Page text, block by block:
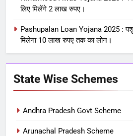
लिए मिलेंगे 2 लाख रुपए।
Pashupalan Loan Yojana 2025 :
मिलेगा 10 लाख रुपए तक का लोन।
State Wise Schemes
Andhra Pradesh Govt Scheme
Arunachal Pradesh Scheme